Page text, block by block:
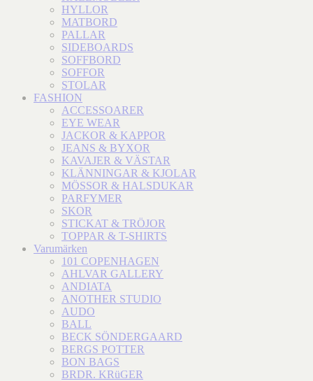
HYLLOR
MATBORD
PALLAR
SIDEBOARDS
SOFFBORD
SOFFOR
STOLAR
FASHION
ACCESSOARER
EYE WEAR
JACKOR & KAPPOR
JEANS & BYXOR
KAVAJER & VÄSTAR
KLÄNNINGAR & KJOLAR
MÖSSOR & HALSDUKAR
PARFYMER
SKOR
STICKAT & TRÖJOR
TOPPAR & T-SHIRTS
Varumärken
101 COPENHAGEN
AHLVAR GALLERY
ANDIATA
ANOTHER STUDIO
AUDO
BALL
BECK SÖNDERGAARD
BERGS POTTER
BON BAGS
BRDR. KRüGER